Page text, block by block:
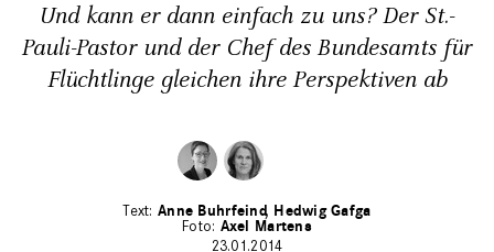
Und kann er dann einfach zu uns? Der St.-
Pauli-Pastor und der Chef des Bundesamts für
Flüchtlinge gleichen ihre Perspektiven ab
Anne Buhrfeind Hedwig Gafga
Axel Martens
23.01.2014